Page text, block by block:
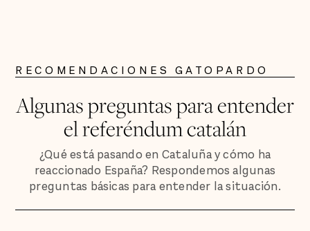
RECOMENDACIONES GATOPARDO
Algunas preguntas para entender
el referéndum catalán
¿Qué está pasando en Cataluña y cómo ha
reaccionado España? Respondemos algunas
preguntas básicas para entender la situación.